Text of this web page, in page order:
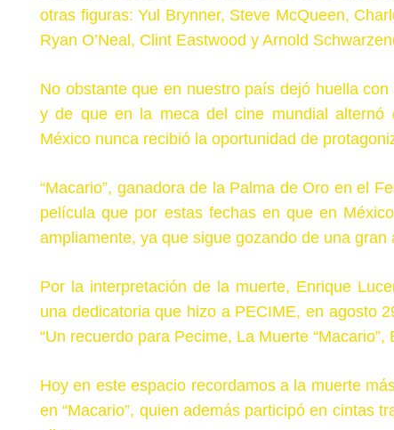
otras figuras: Yul Brynner, Steve McQueen,
Ryan O’Neal, Clint Eastwood y Arnold
No obstante que en nuestro país dejó huella
y de que en la meca del cine mundial alternó
México nunca recibió la oportunidad de
“Macario”, ganadora de la Palma de Oro en el
película que por estas fechas en que en
ampliamente, ya que sigue gozando de una
Por la interpretación de la muerte, Enrique
una dedicatoria que hizo a PECIME, en agosto
“Un recuerdo para Pecime, La Muerte “Macario”,
Hoy en este espacio recordamos a la muerte
en “Macario”, quien además participó en cintas